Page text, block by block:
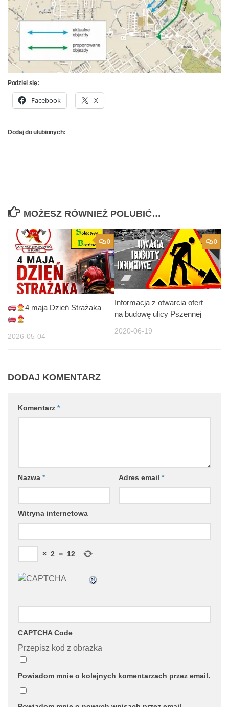
Podziel się:
Facebook X
Dodaj do ulubionych:
MOŻESZ RÓWNIEŻ POLUBIĆ…
0
4 maja Dzień Strażaka
2026-05-04
0
Informacja z otwarcia ofert
na budowę ulicy Pszennej
2020-06-19
DODAJ KOMENTARZ
Komentarz *
Nazwa * Adres email *
Witryna internetowa
× 2 = 12
CAPTCHA Code
Przepisz kod z obrazka
Powiadom mnie o kolejnych komentarzach przez email.